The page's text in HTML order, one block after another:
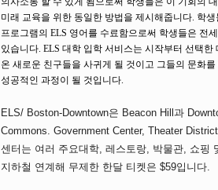
미래 교육을 위한 동일한 방법을 제시해줍니다. 학
프로그램의 ELS 영어를 수료함으로써 학생들은 전
있습니다. ELS 대학 입학 서비스는 시작부터 선택
온 새로운 친구들을 사귀게 될 것이고 그들의 문화
성공적인 과정이 될 것입니다.
ELS/ Boston-Downtown은 Beacon Hill과
Commons. Government Center, Theater
센터는 여러 주요대학, 레스토랑, 박물관, 쇼핑
지하철 연계해 무제한 한달 티켓은 $59입니다.